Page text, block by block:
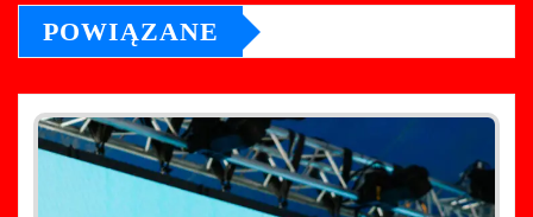
POWIĄZANE